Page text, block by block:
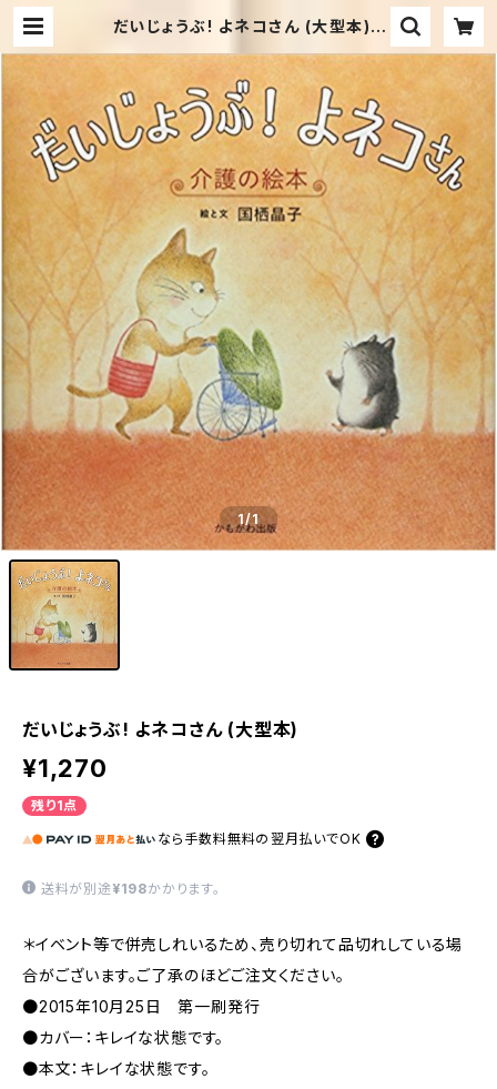
だいじょうぶ! よネコさん (大型本) |
書店
1/1
だいじょうぶ! よネコさん (大型本)
¥1,270
残り1点
なら 手数料無料の 翌月払いでOK
送料が別途 ¥198かかります。
＊イベント等で併売しれいるため、売り切れて品切れしている場
合がございます。ご了承のほどご注文ください。
●2015年10月25日 第一刷発行
●カバー：キレイな状態です。
●本文：キレイな状態です。